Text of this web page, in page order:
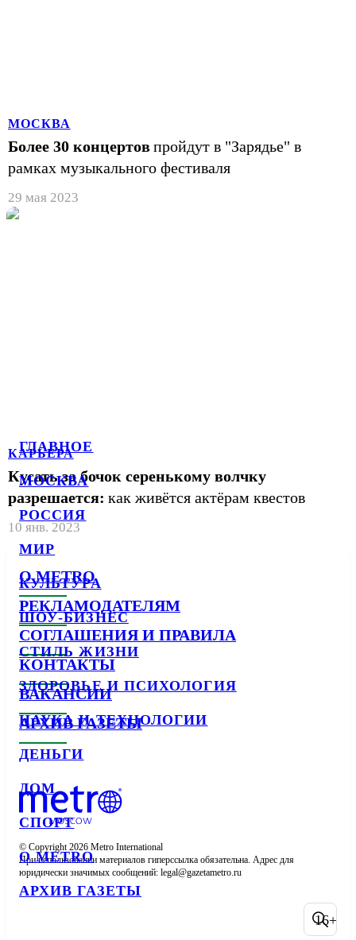
ГЛАВНОЕ
МОСКВА
РОССИЯ
МИР
КУЛЬТУРА
ШОУ-БИЗНЕС
СТИЛЬ ЖИЗНИ
ЗДОРОВЬЕ И ПСИХОЛОГИЯ
НАУКА И ТЕХНОЛОГИИ
ДЕНЬГИ
ДОМ
СПОРТ
О METRO
АРХИВ ГАЗЕТЫ
МОСКВА
Более 30 концертовпройдут в "Зарядье" в
рамках музыкального фестиваля
29 мая 2023
КАРЬЕРА
Кусать за бочок серенькому волчку
разрешается: как живётся актёрам квестов
10 янв. 2023
О METRO
РЕКЛАМОДАТЕЛЯМ
СОГЛАШЕНИЯ И ПРАВИЛА
КОНТАКТЫ
ВАКАНСИИ
АРХИВ ГАЗЕТЫ
© Copyright 2026 Metro International
При использовании материалов гиперссылка обязательна. Адрес для
юридически значимых сообщений:
16+